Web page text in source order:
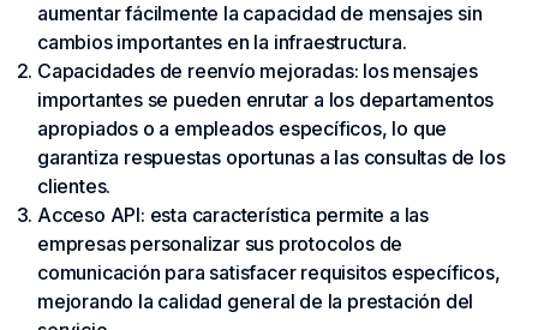
aumentar fácilmente la capacidad de mensajes sin
cambios importantes en la infraestructura.
Capacidades de reenvío mejoradas: los mensajes
importantes se pueden enrutar a los departamentos
apropiados o a empleados específicos, lo que
garantiza respuestas oportunas a las consultas de los
clientes.
Acceso API: esta característica permite a las
empresas personalizar sus protocolos de
comunicación para satisfacer requisitos específicos,
mejorando la calidad general de la prestación del